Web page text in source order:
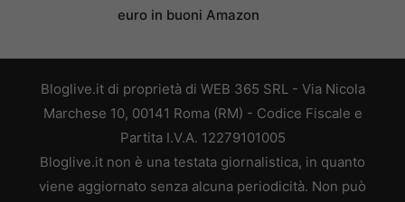
euro in buoni Amazon
Bloglive.it di proprietà di WEB 365 SRL - Via Nicola
Marchese 10, 00141 Roma (RM) - Codice Fiscale e
Partita I.V.A. 12279101005
Bloglive.it non è una testata giornalistica, in quanto
viene aggiornato senza alcuna periodicità. Non può